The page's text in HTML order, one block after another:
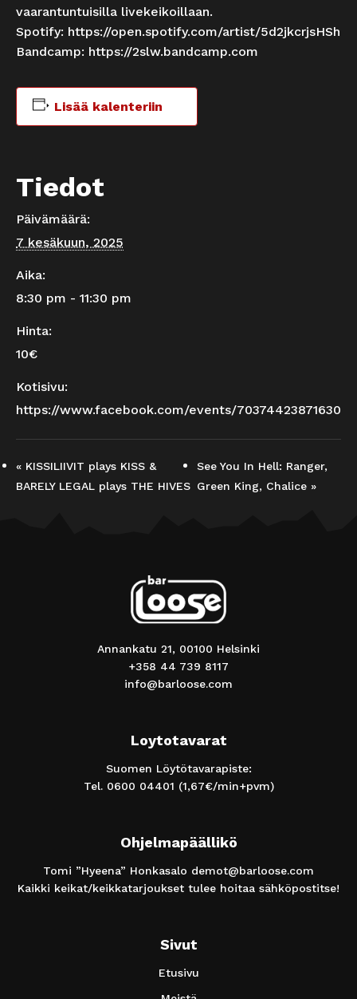
vaarantuntuisilla livekeikoillaan.
Spotify: https://open.spotify.com/artist/
Bandcamp: https://2slw.bandcamp.com
Lisää kalenteriin
Tiedot
Päivämäärä:
7 kesäkuun, 2025
Aika:
8:30 pm - 11:30 pm
Hinta:
10€
Kotisivu:
https://www.facebook.com/events/703744238716303/
« KISSILIIVIT plays KISS &
BARELY LEGAL plays THE HIVES
See You In Hell: Ranger,
Green King, Chalice »
Annankatu 21, 00100 Helsinki
+358 44 739 8117
info@barloose.com
Loytotavarat
Suomen Löytötavarapiste:
Tel. 0600 04401 (1,67€/min+pvm)
Ohjelmapäällikö
Tomi ”Hyeena” Honkasalo demot@barloose.com
Kaikki keikat/keikkatarjoukset tulee hoitaa sähköpostitse!
Sivut
Etusivu